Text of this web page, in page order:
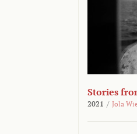
Stories
2021 / Jola